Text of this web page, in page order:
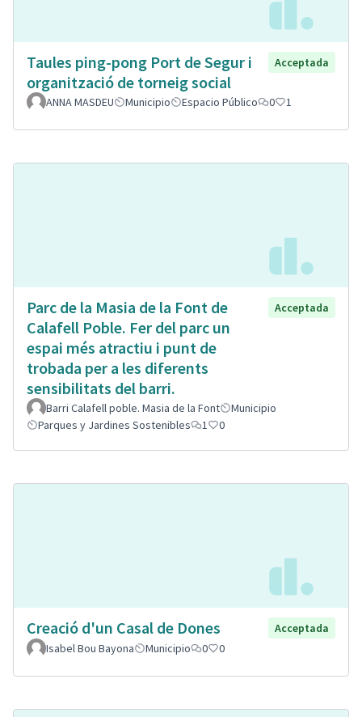
Taules ping-pong Port de Segur i
organització de torneig social
Acceptada
ANNA MASDEU Municipio Espacio Público 0 1
Parc de la Masia de la Font de
Calafell Poble. Fer del parc un
espai més atractiu i punt de
trobada per a les diferents
sensibilitats del barri.
Acceptada
Barri Calafell poble. Masia de la Font
Municipio
Parques y Jardines Sostenibles
1 0
Creació d'un Casal de Dones
Acceptada
Isabel Bou Bayona
Municipio 0 0